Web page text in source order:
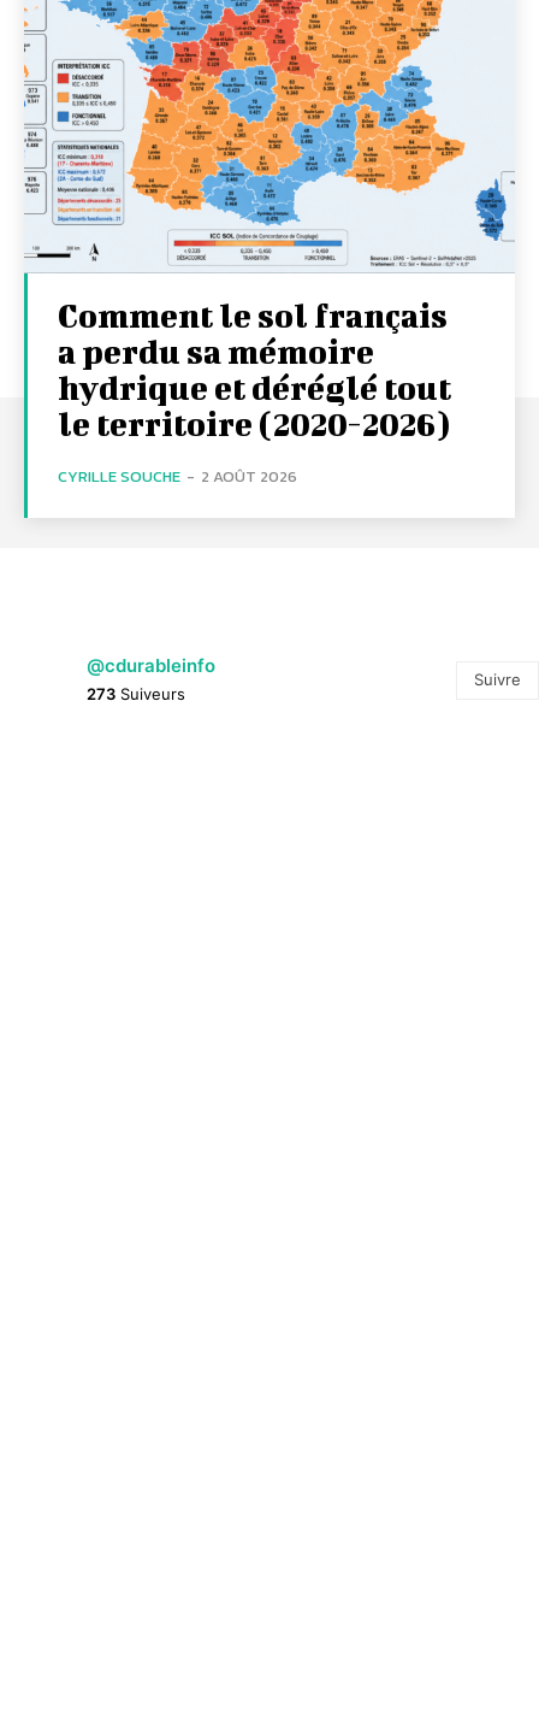
Comment le sol français
a perdu sa mémoire
hydrique et déréglé tout
le territoire (2020-2026)
CYRILLE SOUCHE - 2 AOÛT 2026
@cdurableinfo
273 Suiveurs
Suivre